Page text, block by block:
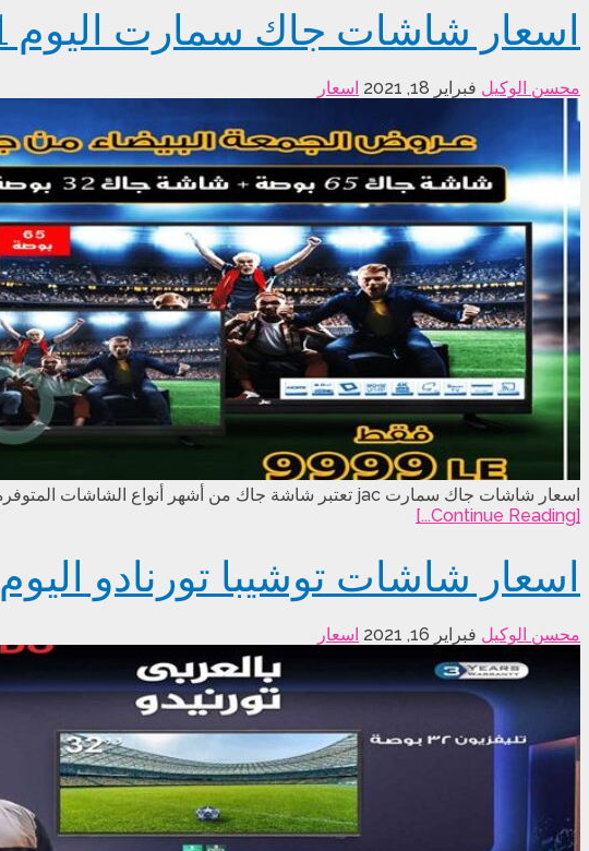
اسعار شاشات جاك سمارت اليوم 2021
محسن الوكيل فبراير 18, 2021 اسعار
اسعار شاشات جاك سمارت jac تعتبر شاشة جاك من أشهر أنواع الشاشات المتوفرة في الأسواق المصرية ، حيث أنها توفر العديد من الموديلات و الاحجام المختلفة التي تتناسب مع …
[Continue Reading...]
اسعار شاشات توشيبا تورنادو اليوم 2021
محسن الوكيل فبراير 16, 2021 اسعار